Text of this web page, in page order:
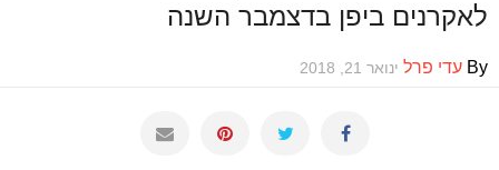
לאקרנים ביפן בדצמבר השנה
By עדי פרל ינואר 21, 2018